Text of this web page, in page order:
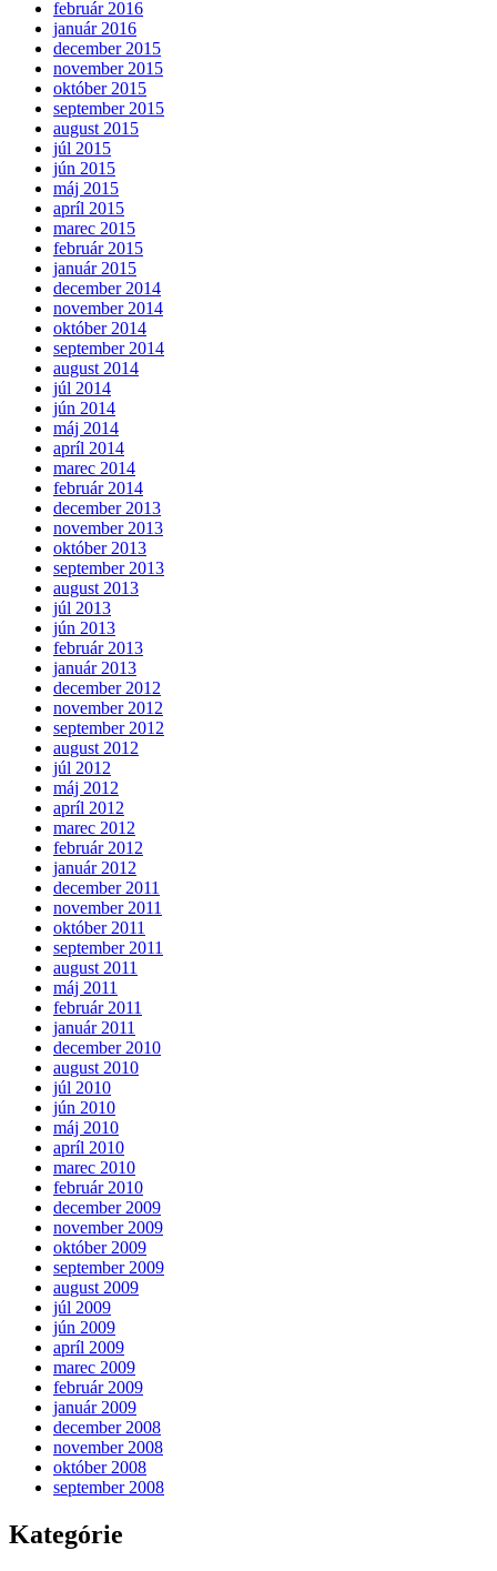
február 2016
január 2016
december 2015
november 2015
október 2015
september 2015
august 2015
júl 2015
jún 2015
máj 2015
apríl 2015
marec 2015
február 2015
január 2015
december 2014
november 2014
október 2014
september 2014
august 2014
júl 2014
jún 2014
máj 2014
apríl 2014
marec 2014
február 2014
december 2013
november 2013
október 2013
september 2013
august 2013
júl 2013
jún 2013
február 2013
január 2013
december 2012
november 2012
september 2012
august 2012
júl 2012
máj 2012
apríl 2012
marec 2012
február 2012
január 2012
december 2011
november 2011
október 2011
september 2011
august 2011
máj 2011
február 2011
január 2011
december 2010
august 2010
júl 2010
jún 2010
máj 2010
apríl 2010
marec 2010
február 2010
december 2009
november 2009
október 2009
september 2009
august 2009
júl 2009
jún 2009
apríl 2009
marec 2009
február 2009
január 2009
december 2008
november 2008
október 2008
september 2008
Kategórie